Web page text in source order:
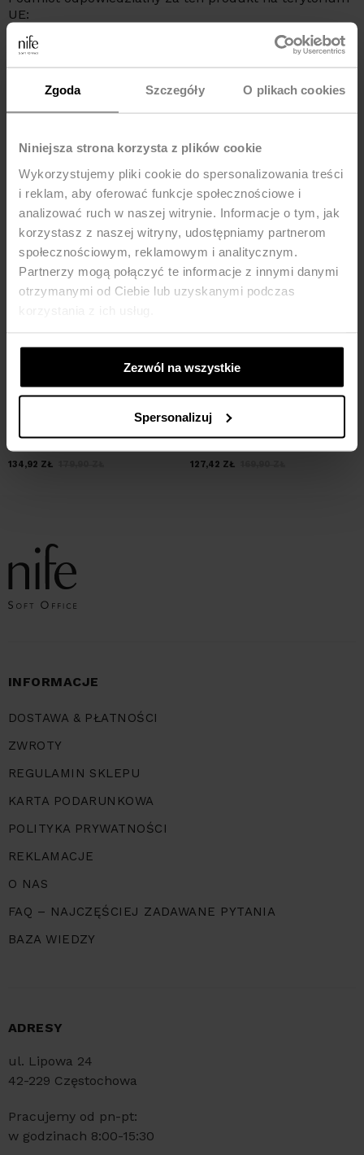
Zgoda Szczegóły O plikach cookies
Niniejsza strona korzysta z plików cookie
Wykorzystujemy pliki cookie do spersonalizowania treści
i reklam, aby oferować funkcje społecznościowe i
analizować ruch w naszej witrynie. Informacje o tym, jak
korzystasz z naszej witryny, udostępniamy partnerom
społecznościowym, reklamowym i analitycznym.
Partnerzy mogą połączyć te informacje z innymi danymi
otrzymanymi od Ciebie lub uzyskanymi podczas
Zezwól na wszystkie
Spersonalizuj
UE:
NIFE Sp. z o o., ul. Lipowa 22/24, 42-202 Częstochowa,
kraj: Polska, telefon: +48 535 123 772, e-mail:
sklep@nife.pl
-25%
134,92 ZŁ 127,42 ZŁ
INFORMACJE
DOSTAWA & PŁATNOŚCI
ZWROTY
REGULAMIN SKLEPU
KARTA PODARUNKOWA
POLITYKA PRYWATNOŚCI
REKLAMACJE
O NAS
FAQ – NAJCZĘŚCIEJ ZADAWANE PYTANIA
BAZA WIEDZY
ADRESY
ul. Lipowa 24
42-229 Częstochowa
Pracujemy od pn-pt:
w godzinach 8:00-15:30